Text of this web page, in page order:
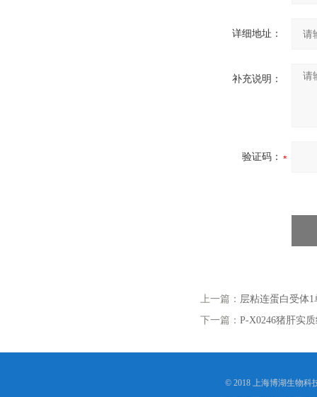
详细地址：
补充说明：
验证码：
上一篇： 层粘连蛋白受体
下一篇： P-X0246猪肝实
© 2018 上海博湖生物科